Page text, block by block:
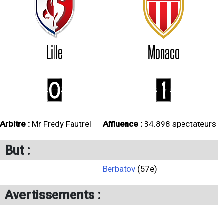
Lille Monaco
0 1
Arbitre : Mr Fredy Fautrel Affluence : 34.898 spectateurs
But :
Berbatov (57e)
Avertissements :